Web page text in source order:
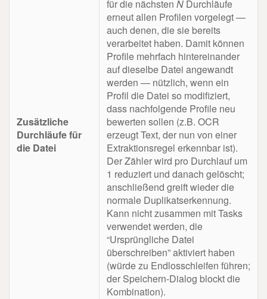
Zusätzliche
Durchläufe für
die Datei
für die nächsten N Durchläufe
erneut allen Profilen vorgelegt —
auch denen, die sie bereits
verarbeitet haben. Damit können
Profile mehrfach hintereinander
auf dieselbe Datei angewandt
werden — nützlich, wenn ein
Profil die Datei so modifiziert,
dass nachfolgende Profile neu
bewerten sollen (z.B. OCR
erzeugt Text, der nun von einer
Extraktionsregel erkennbar ist).
Der Zähler wird pro Durchlauf um
1 reduziert und danach gelöscht;
anschließend greift wieder die
normale Duplikatserkennung.
Kann nicht zusammen mit Tasks
verwendet werden, die
“Ursprüngliche Datei
überschreiben” aktiviert haben
(würde zu Endlosschleifen führen;
der Speichern-Dialog blockt die
Kombination).